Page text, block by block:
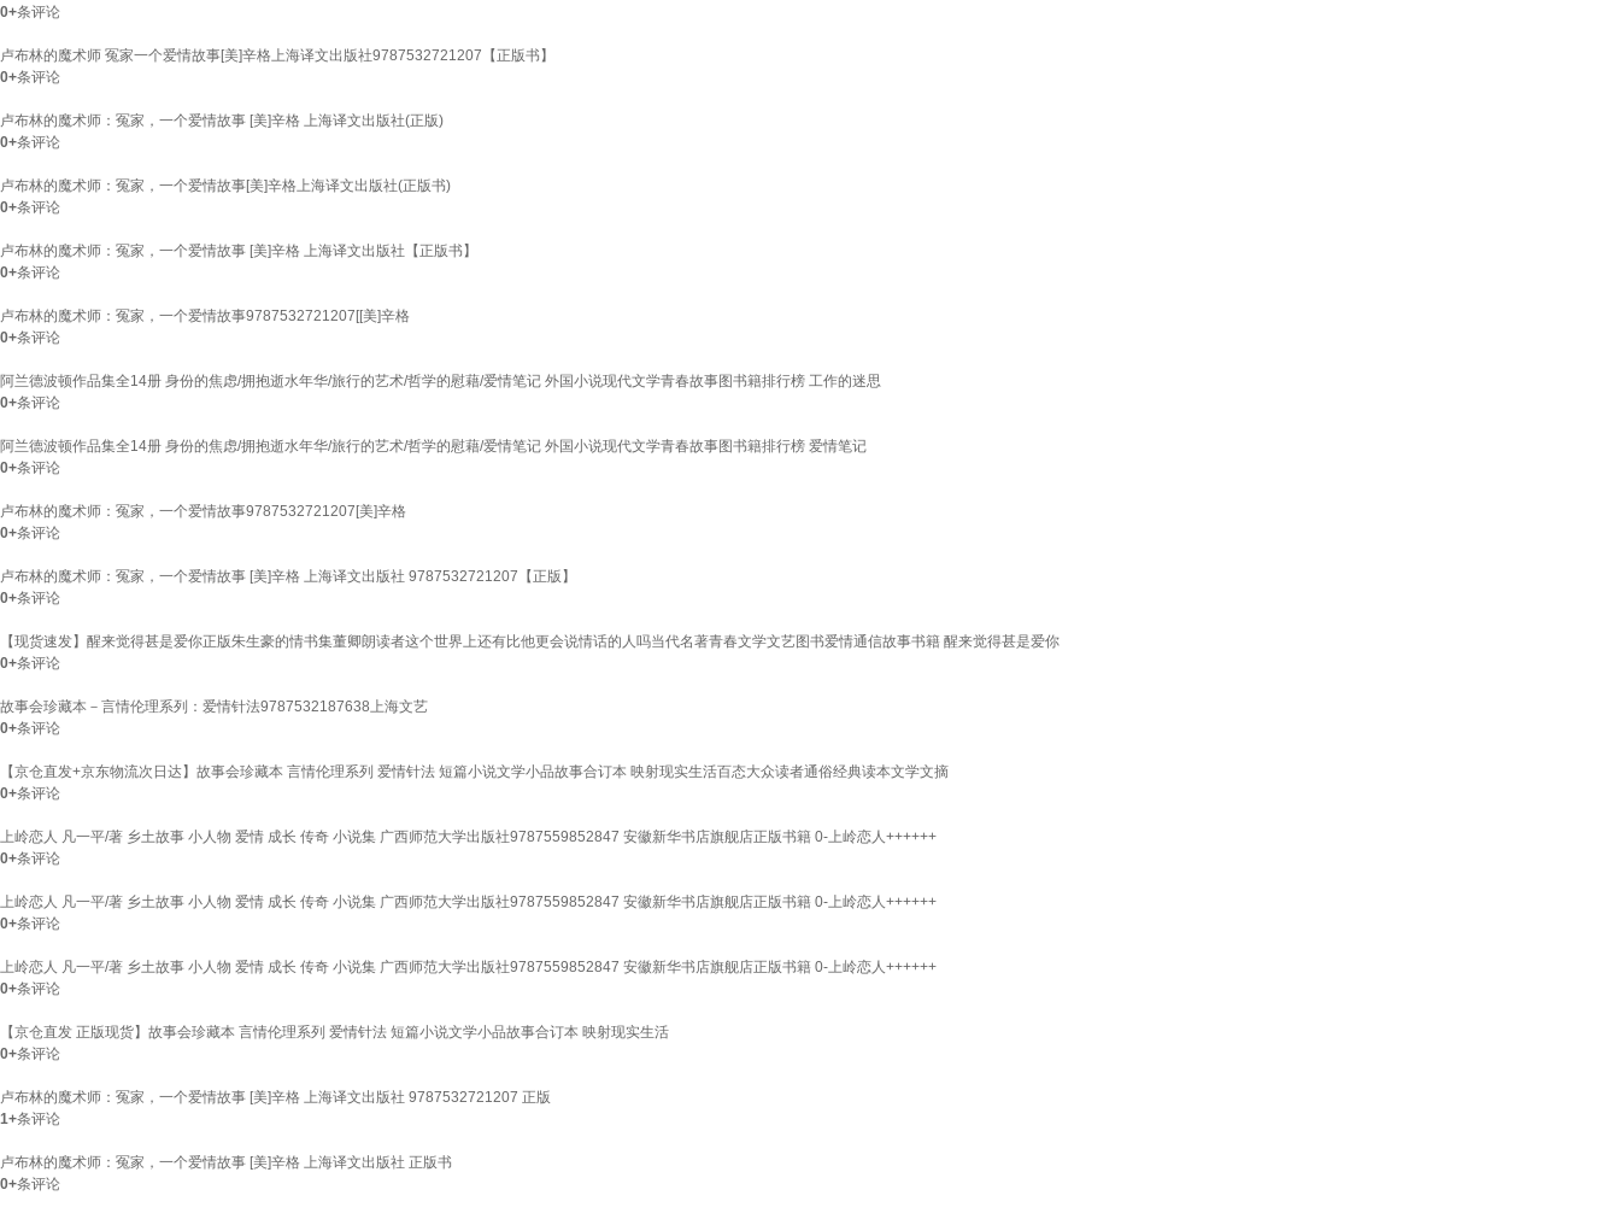
0+条评论
卢布林的魔术师 冤家一个爱情故事[美]辛格上海译文出版社9787532721207【正版书】
0+条评论
卢布林的魔术师：冤家，一个爱情故事 [美]辛格 上海译文出版社(正版)
0+条评论
卢布林的魔术师：冤家，一个爱情故事[美]辛格上海译文出版社(正版书)
0+条评论
卢布林的魔术师：冤家，一个爱情故事 [美]辛格 上海译文出版社【正版书】
0+条评论
卢布林的魔术师：冤家，一个爱情故事9787532721207[[美]辛格
0+条评论
阿兰德波顿作品集全14册 身份的焦虑/拥抱逝水年华/旅行的艺术/哲学的慰藉/爱情笔记 外国小说现代文学青春故事图书籍排行榜 工作的迷思
0+条评论
阿兰德波顿作品集全14册 身份的焦虑/拥抱逝水年华/旅行的艺术/哲学的慰藉/爱情笔记 外国小说现代文学青春故事图书籍排行榜 爱情笔记
0+条评论
卢布林的魔术师：冤家，一个爱情故事9787532721207[美]辛格
0+条评论
卢布林的魔术师：冤家，一个爱情故事 [美]辛格 上海译文出版社 9787532721207【正版】
0+条评论
【现货速发】醒来觉得甚是爱你正版朱生豪的情书集董卿朗读者这个世界上还有比他更会说情话的人吗当代名著青春文学文艺图书爱情通信故事书籍 醒来觉得甚是爱你
0+条评论
故事会珍藏本－言情伦理系列：爱情针法9787532187638上海文艺
0+条评论
【京仓直发+京东物流次日达】故事会珍藏本 言情伦理系列 爱情针法 短篇小说文学小品故事合订本 映射现实生活百态大众读者通俗经典读本文学文摘
0+条评论
上岭恋人 凡一平/著 乡土故事 小人物 爱情 成长 传奇 小说集 广西师范大学出版社9787559852847 安徽新华书店旗舰店正版书籍 0-上岭恋人++++++
0+条评论
上岭恋人 凡一平/著 乡土故事 小人物 爱情 成长 传奇 小说集 广西师范大学出版社9787559852847 安徽新华书店旗舰店正版书籍 0-上岭恋人++++++
0+条评论
上岭恋人 凡一平/著 乡土故事 小人物 爱情 成长 传奇 小说集 广西师范大学出版社9787559852847 安徽新华书店旗舰店正版书籍 0-上岭恋人++++++
0+条评论
【京仓直发 正版现货】故事会珍藏本 言情伦理系列 爱情针法 短篇小说文学小品故事合订本 映射现实生活
0+条评论
卢布林的魔术师：冤家，一个爱情故事 [美]辛格 上海译文出版社 9787532721207 正版
1+条评论
卢布林的魔术师：冤家，一个爱情故事 [美]辛格 上海译文出版社 正版书
0+条评论